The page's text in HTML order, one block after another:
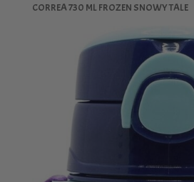
CORREA 730 ML FROZEN SNOWY TALE